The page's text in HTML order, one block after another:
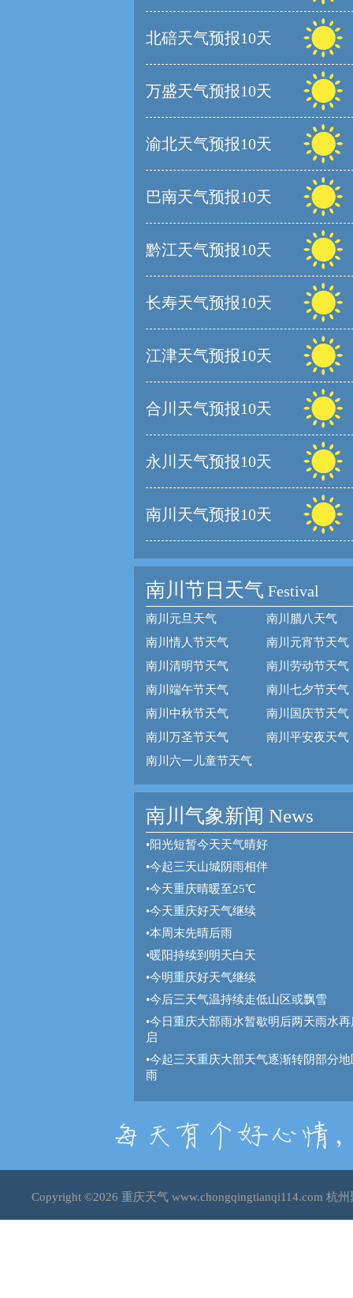
北碚天气预报10天
万盛天气预报10天
渝北天气预报10天
巴南天气预报10天
黔江天气预报10天
长寿天气预报10天
江津天气预报10天
合川天气预报10天
永川天气预报10天
南川天气预报10天
南川节日天气 Festival
南川元旦天气
南川腊八天气
南川情人节天气
南川元宵节天气
南川清明节天气
南川劳动节天气
南川端午节天气
南川七夕节天气
南川中秋节天气
南川国庆节天气
南川万圣节天气
南川平安夜天气
南川六一儿童节天气
南川气象新闻 News
•阳光短暂今天天气晴好
•今起三天山城阴雨相伴
•今天重庆晴暖至25℃
•今天重庆好天气继续
•本周末先晴后雨
•暖阳持续到明天白天
•今明重庆好天气继续
•今后三天气温持续走低山区或飘雪
•今日重庆大部雨水暂歇明后两天雨水再
启
•今起三天重庆大部天气逐渐转阴部分地
雨
Copyright ©2026 重庆天气www.chongqingtianqi114.com 杭